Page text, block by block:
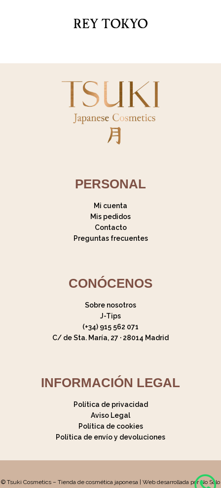
PERSONAL
Mi cuenta
Mis pedidos
Contacto
Preguntas frecuentes
CONÓCENOS
Sobre nosotros
J-Tips
(+34) 915 562 071
C/ de Sta. María, 27 · 28014 Madrid
INFORMACIÓN LEGAL
Política de privacidad
Aviso Legal
Política de cookies
Política de envío y devoluciones
© Tsuki Cosmetics – Tienda de cosmética japonesa | Web desarrollada por No Solo